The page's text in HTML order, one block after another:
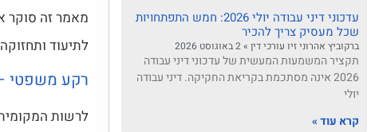
עדכוני דיני עבודה יולי 2026: חמש התפתחויות
שכל מעסיק צריך להכיר
ברקוביץ אהרוני זיו עורכי דין
תקציר המשמעות המעשית של עדכוני דיני עבודה
2026 אינה מסתכמת בקריאת החקיקה. דיני עבודה
יולי
קרא עוד »
מאמר זה סוקר
לתיעוד
רקע משפטי
לרשות